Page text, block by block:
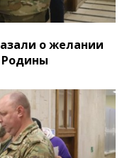
о желании